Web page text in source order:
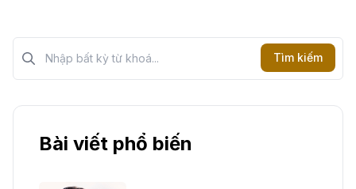
Tìm kiếm?>
Tìm kiếm
Bài viết phổ biến